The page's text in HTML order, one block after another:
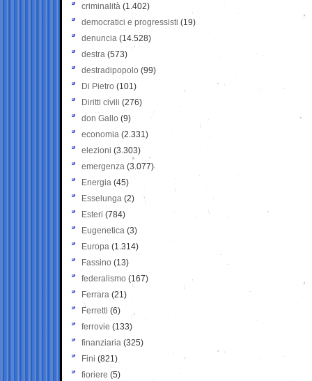
criminalità (1.402)
democratici e progressisti (19)
denuncia (14.528)
destra (573)
destradipopolo (99)
Di Pietro (101)
Diritti civili (276)
don Gallo (9)
economia (2.331)
elezioni (3.303)
emergenza (3.077)
Energia (45)
Esselunga (2)
Esteri (784)
Eugenetica (3)
Europa (1.314)
Fassino (13)
federalismo (167)
Ferrara (21)
Ferretti (6)
ferrovie (133)
finanziaria (325)
Fini (821)
fioriere (5)